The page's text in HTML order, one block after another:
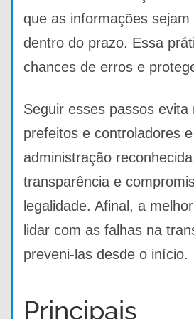
que as informações sejam
dentro do prazo. Essa
chances de erros e
Seguir esses passos evita
prefeitos e controladores
administração
transparência e
legalidade. Afinal, a
lidar com as falhas na
preveni-las desde o início.
Principais